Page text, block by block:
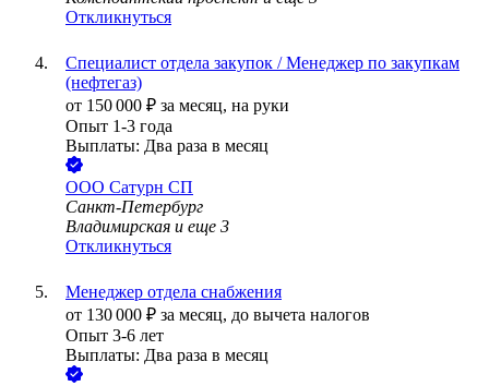
Откликнуться
Специалист отдела закупок / Менеджер по закупкам
(нефтегаз)
от 150 000 ₽ за месяц, на руки
Опыт 1-3 года
Выплаты: Два раза в месяц
ООО Сатурн СП
Санкт-Петербург
Владимирская и еще 3
Откликнуться
Менеджер отдела снабжения
от 130 000 ₽ за месяц, до вычета налогов
Опыт 3-6 лет
Выплаты: Два раза в месяц